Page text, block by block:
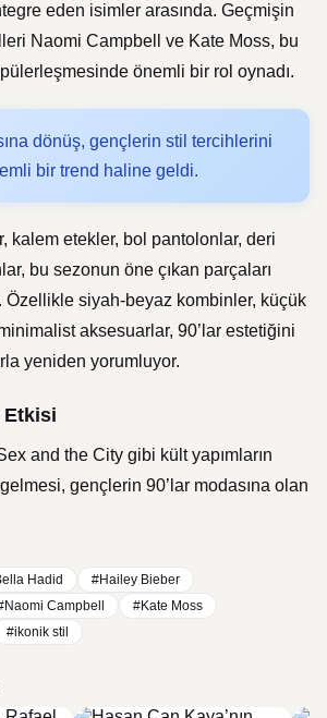
eden isimler arasında. Geçmişin
Naomi Campbell ve Kate Moss, bu
önemli bir rol oynadı.
dönüş, gençlerin stil tercihlerini
bir trend haline geldi.
kalem etekler, bol pantolonlar, deri
bu sezonun öne çıkan parçaları
Özellikle siyah-beyaz kombinler, küçük
aksesuarlar, 90’lar estetiğini
yeniden yorumluyor.
Etkisi
and the City gibi kült yapımların
gençlerin 90’lar modasına olan
Hadid
#Hailey Bieber
Campbell
#Kate Moss
#ikonik stil